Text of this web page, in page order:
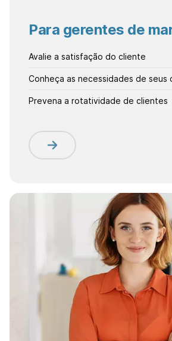
Para gerentes de
Avalie a satisfação do cliente
Conheça as necessidades de seus
Prevena a rotatividade de clientes